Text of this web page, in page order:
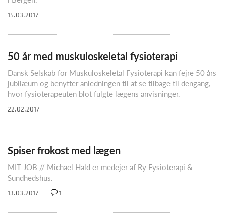
15.03.2017
50 år med muskuloskeletal fysioterapi
Dansk Selskab for Muskuloskeletal Fysioterapi kan fejre 50 års
jubilæum og benytter anledningen til at se tilbage til dengang,
hvor fysioterapeuten blot fulgte lægens anvisninger.
22.02.2017
Spiser frokost med lægen
MIT JOB // Michael Hald er medejer af Ry Fysioterapi &
Sundhedshus.
13.03.2017 1